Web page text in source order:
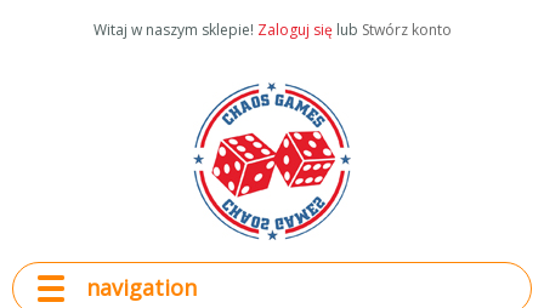
Witaj w naszym sklepie! Zaloguj się lub Stwórz konto
navigation